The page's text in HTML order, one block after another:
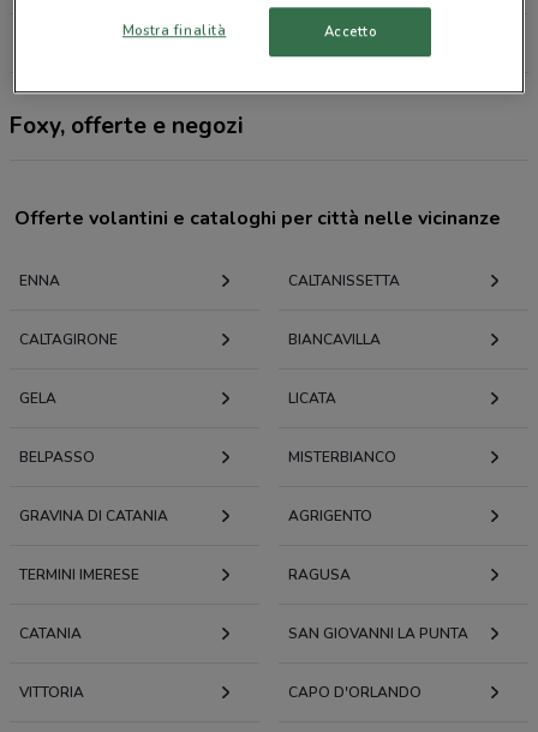
Tutti i negozi Foxy
Foxy, offerte e negozi
Offerte volantini e cataloghi per città nelle vicinanze
ENNA CALTANISSETTA
CALTAGIRONE BIANCAVILLA
GELA LICATA
BELPASSO MISTERBIANCO
GRAVINA DI CATANIA AGRIGENTO
TERMINI IMERESE RAGUSA
CATANIA SAN GIOVANNI LA PUNTA
VITTORIA CAPO D'ORLANDO
Mostra finalità Accetto